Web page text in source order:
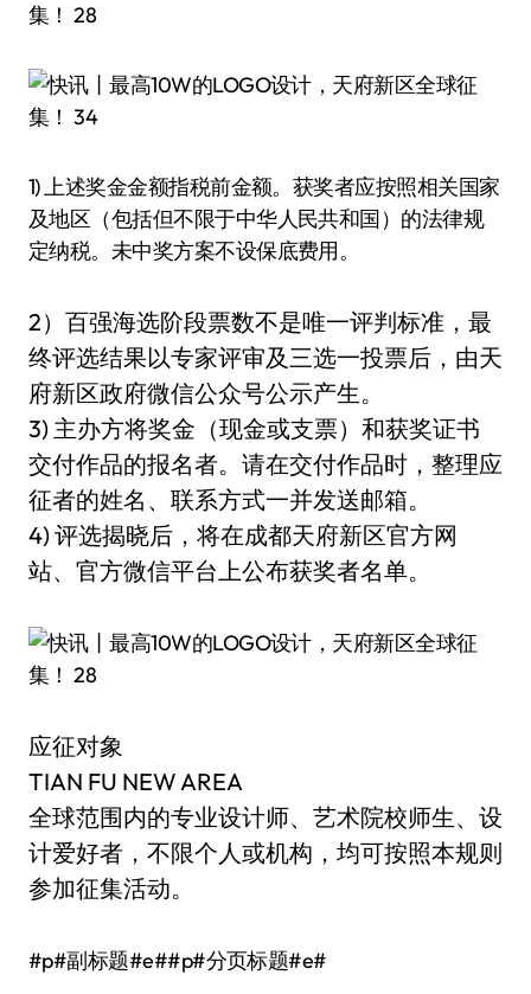
1) 上述奖金金额指税前金额。获奖者应按照相关国家
及地区（包括但不限于中华人民共和国）的法律规
定纳税。未中奖方案不设保底费用。
2）百强海选阶段票数不是唯一评判标准，最
终评选结果以专家评审及三选一投票后，由天
府新区政府微信公众号公示产生。
3) 主办方将奖金（现金或支票）和获奖证书
交付作品的报名者。请在交付作品时，整理应
征者的姓名、联系方式一并发送邮箱。
4) 评选揭晓后，将在成都天府新区官方网
站、官方微信平台上公布获奖者名单。
应征对象
TIAN FU NEW AREA
全球范围内的专业设计师、艺术院校师生、设
计爱好者，不限个人或机构，均可按照本规则
参加征集活动。
#p#副标题#e##p#分页标题#e#